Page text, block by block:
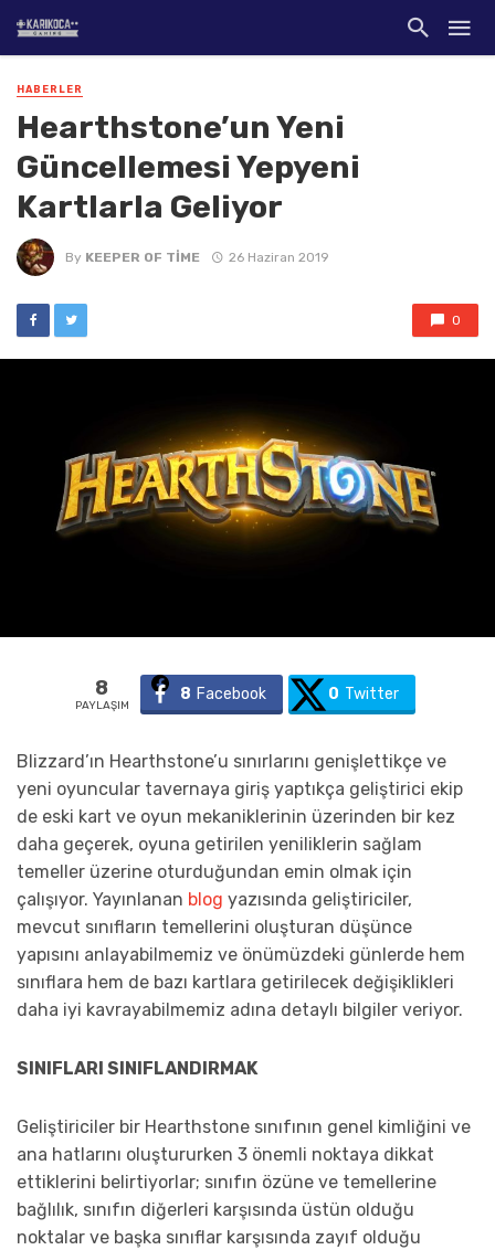
HABERLER
Hearthstone’un Yeni
Güncellemesi Yepyeni
Kartlarla Geliyor
By KEEPER OF TIME 26 Haziran 2019
0
8
PAYLAŞIM
8 Facebook 0 Twitter
Blizzard’ın Hearthstone’u sınırlarını genişlettikçe ve
yeni oyuncular tavernaya giriş yaptıkça geliştirici ekip
de eski kart ve oyun mekaniklerinin üzerinden bir kez
daha geçerek, oyuna getirilen yeniliklerin sağlam
temeller üzerine oturduğundan emin olmak için
çalışıyor. Yayınlanan blog yazısında geliştiriciler,
mevcut sınıfların temellerini oluşturan düşünce
yapısını anlayabilmemiz ve önümüzdeki günlerde hem
sınıflara hem de bazı kartlara getirilecek değişiklikleri
daha iyi kavrayabilmemiz adına detaylı bilgiler veriyor.
SINIFLARI SINIFLANDIRMAK
Geliştiriciler bir Hearthstone sınıfının genel kimliğini ve
ana hatlarını oluştururken 3 önemli noktaya dikkat
ettiklerini belirtiyorlar; sınıfın özüne ve temellerine
bağlılık, sınıfın diğerleri karşısında üstün olduğu
noktalar ve başka sınıflar karşısında zayıf olduğu